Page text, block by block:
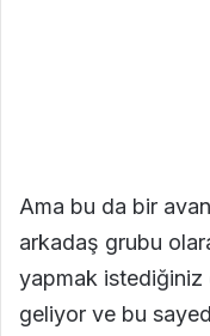
Ama bu da bir
arkadaş grubu
yapmak istediğiniz
geliyor ve bu